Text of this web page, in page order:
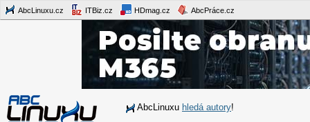
AbcLinuxu.cz ITBiz.cz HDmag.cz AbcPráce.cz
AbcLinuxu hledá autory!